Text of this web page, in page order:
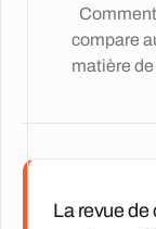
compare
matière
La revue de